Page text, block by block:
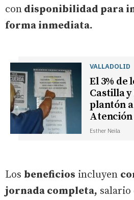
con disponibilidad para
forma inmediata.
VALLADOLID
El 3% de
Castilla y
plantón
Esther Neila
Los beneficios incluyen
jornada completa,